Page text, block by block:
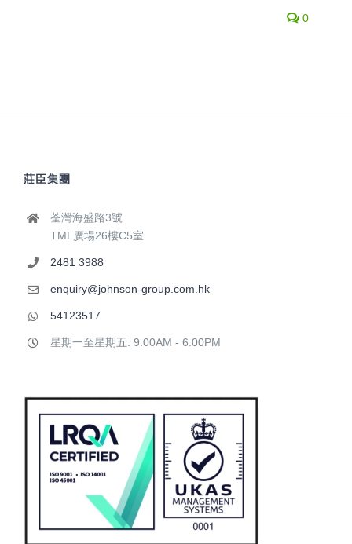
0
莊臣集團
荃灣海盛路3號
TML廣場26樓C5室
2481 3988
enquiry@johnson-group.com.hk
54123517
星期一至星期五: 9:00AM - 6:00PM